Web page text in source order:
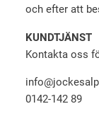
och efter att
KUNDTJÄNST
Kontakta oss
0142-142 89